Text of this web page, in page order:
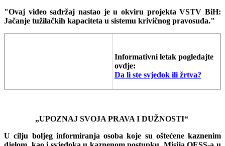
"Ovaj video sadržaj nastao je u okviru projekta VSTV BiH:
Jačanje tužilačkih kapaciteta u sistemu krivičnog pravosuđa."
Informativni letak pogledajte
ovdje:
Da li ste svjedok ili žrtva?
„UPOZNAJ SVOJA PRAVA I DUŽNOSTI“
U cilju boljeg informiranja osoba koje su oštećene kaznenim